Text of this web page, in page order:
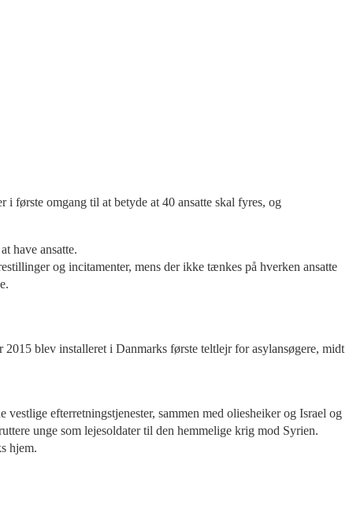
første omgang til at betyde at 40 ansatte skal fyres, og
have ansatte.
og incitamenter, mens der ikke tænkes på hverken ansatte
blev installeret i Danmarks første teltlejr for asylansøgere, midt
efterretningstjenester, sammen med oliesheiker og Israel og
unge som lejesoldater til den hemmelige krig mod Syrien.
hjem.